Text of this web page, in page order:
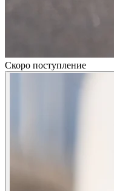
Скоро поступление